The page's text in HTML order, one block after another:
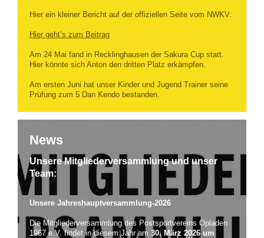
Hier ein kleiner Bericht auf der offiziellen Seite vom NWKV:
Hier geht’s zum Beitrag
Am 24 Mai fand in Recklinghausen der Sakura Cup statt.
Hier könnte sich Anton den dritten Platz erkämpfen.
Am ersten Juni hat unser Kinder und Jugend Trainer seine
Prüfung zum 5 Dan Kendo bestanden.
News
Unsere Mitgliederversammlung und unser
Team:
Unsere Jahreshauptversammlung-2026
Die Mitgliederversammlung des Postsportvereins Opladen
1967 e.V. findet in diesem Jahr am 30. März 2026 um